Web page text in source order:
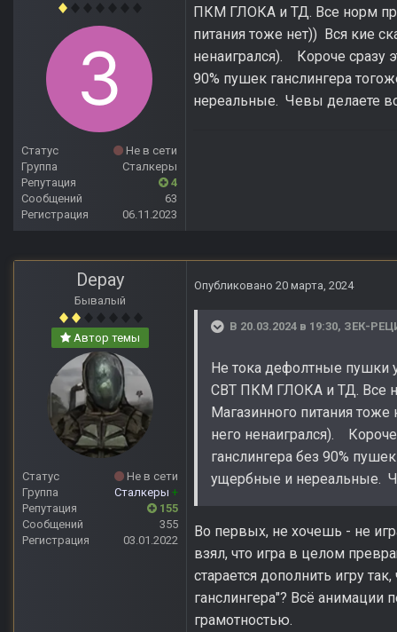
Статус
Не в сети
Группа
Сталкеры
Репутация
4
Сообщений
63
Регистрация
06.11.2023
ПКМ ГЛОКА и ТД. Все норм
питания тоже нет)) Вся кие
ненаигрался). Короче сразу
90% пушек ганслингера
нереальные. Чевы делаете
Depay
Бывалый
Автор темы
Статус
Не в сети
Группа
Сталкеры +
Репутация
155
Сообщений
355
Регистрация
03.01.2022
Опубликовано 20 марта, 2024
В 20.03.2024 в 19:30, ЗЕК-
Не тока дефолтные
СВТ ПКМ ГЛОКА и ТД. Все
Магазинного питания
него ненаигрался).
ганслингера без 90%
ущербные и нереальные.
Во первых, не хочешь - не
взял, что игра в целом
старается дополнить игру
ганслингера"? Всё анимации
грамотностью.